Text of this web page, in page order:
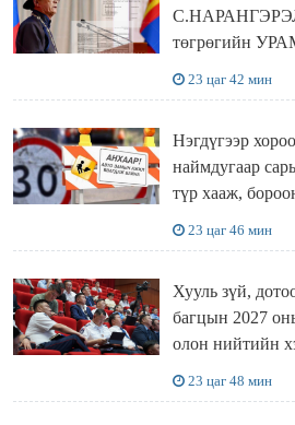
С.НАРАНГЭРЭЛ
төгрөгийн
23 цаг 42 мин
Нэгдүгээр
наймдугаар
түр хааж,
23 цаг 46 мин
Хууль зүй,
багцын 2027
олон нийтийн
23 цаг 48 мин